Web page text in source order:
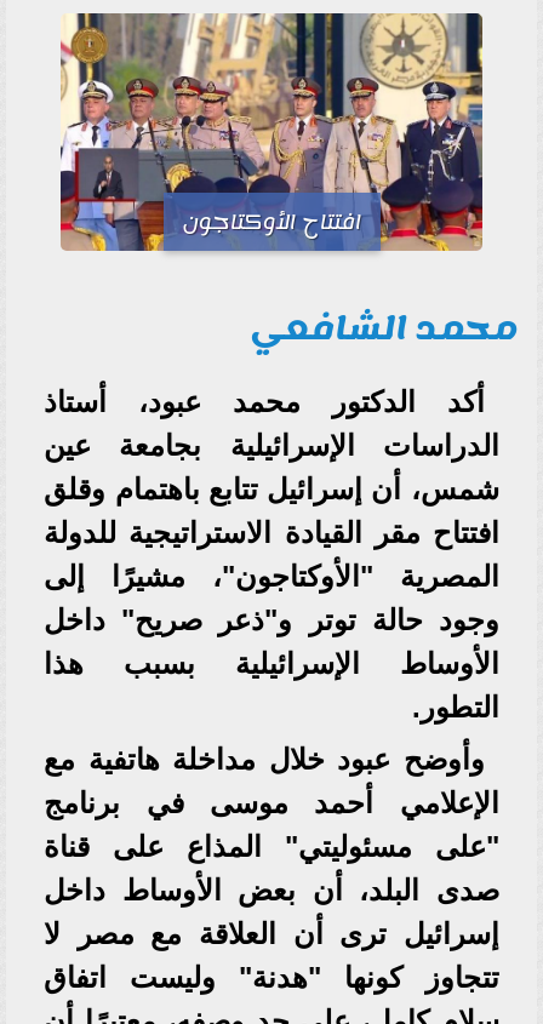
افتتاح الأوكتاجون
محمد الشافعي
أكد الدكتور محمد عبود، أستاذ
الدراسات الإسرائيلية بجامعة عين
شمس، أن إسرائيل تتابع باهتمام وقلق
افتتاح مقر القيادة الاستراتيجية للدولة
المصرية "الأوكتاجون"، مشيرًا إلى
وجود حالة توتر و"ذعر صريح" داخل
الأوساط الإسرائيلية بسبب هذا
التطور.
وأوضح عبود خلال مداخلة هاتفية مع
الإعلامي أحمد موسى في برنامج
"على مسئوليتي" المذاع على قناة
صدى البلد، أن بعض الأوساط داخل
إسرائيل ترى أن العلاقة مع مصر لا
تتجاوز كونها "هدنة" وليست اتفاق